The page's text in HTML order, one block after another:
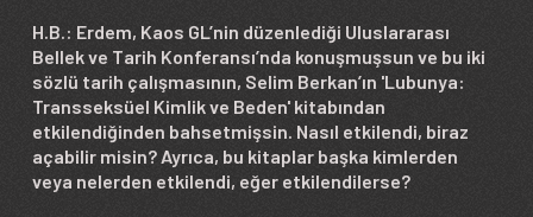
H.B.: Erdem, Kaos GL’nin düzenlediği Uluslararası
Bellek ve Tarih Konferansı’nda konuşmuşsun ve bu iki
sözlü tarih çalışmasının, Selim Berkan’ın 'Lubunya:
Transseksüel Kimlik ve Beden' kitabından
etkilendiğinden bahsetmişsin. Nasıl etkilendi, biraz
açabilir misin? Ayrıca, bu kitaplar başka kimlerden
veya nelerden etkilendi, eğer etkilendilerse?